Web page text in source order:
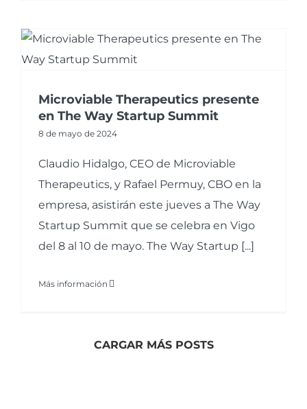
Microviable Therapeutics presente
en The Way Startup Summit
8 de mayo de 2024
Claudio Hidalgo, CEO de Microviable
Therapeutics, y Rafael Permuy, CBO en la
empresa, asistirán este jueves a The Way
Startup Summit que se celebra en Vigo
del 8 al 10 de mayo. The Way Startup [...]
Más información
CARGAR MÁS POSTS